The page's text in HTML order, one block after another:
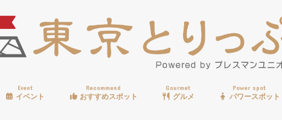
Event
イベント
Recommend
おすすめスポット
Gourmet
グルメ
Power spot
パワースポット